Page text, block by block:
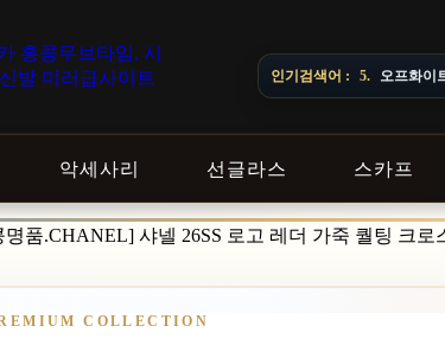
일정이 달라질 수 있으니 주문 전 상담창으로 문의해 주
인기검색어 : 5. 오프화이
악세사리 선글라스 스카프
명품.CHANEL] 샤넬 26SS 로고 레더 가죽 퀄팅 크
COLLECTION